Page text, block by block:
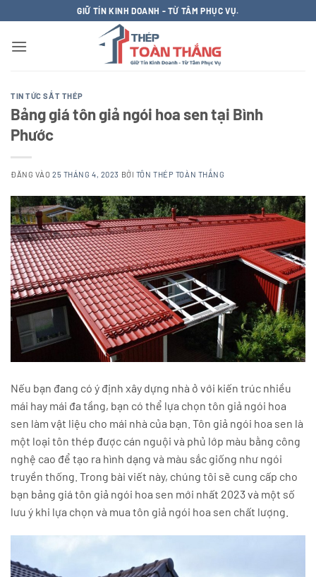
qua
nội
GIỮ TÍN KINH DOANH - TỪ TÂM PHỤC VỤ.
TIN TỨC SẮT THÉP
Bảng giá tôn giả ngói hoa sen tại Bình
Phước
ĐĂNG VÀO25 THÁNG 4, 2023 BỞI TÔN THÉP TOÀN THẮNG
Nếu bạn đang có ý định xây dựng nhà ở với kiến trúc nhiều
mái hay mái đa tầng, bạn có thể lựa chọn tôn giả ngói hoa
sen làm vật liệu cho mái nhà của bạn. Tôn giả ngói hoa sen là
một loại tôn thép được cán nguội và phủ lớp màu bằng công
nghệ cao để tạo ra hình dạng và màu sắc giống như ngói
truyền thống. Trong bài viết này, chúng tôi sẽ cung cấp cho
bạn bảng giá tôn giả ngói hoa sen mới nhất 2023 và một số
lưu ý khi lựa chọn và mua tôn giả ngói hoa sen chất lượng.